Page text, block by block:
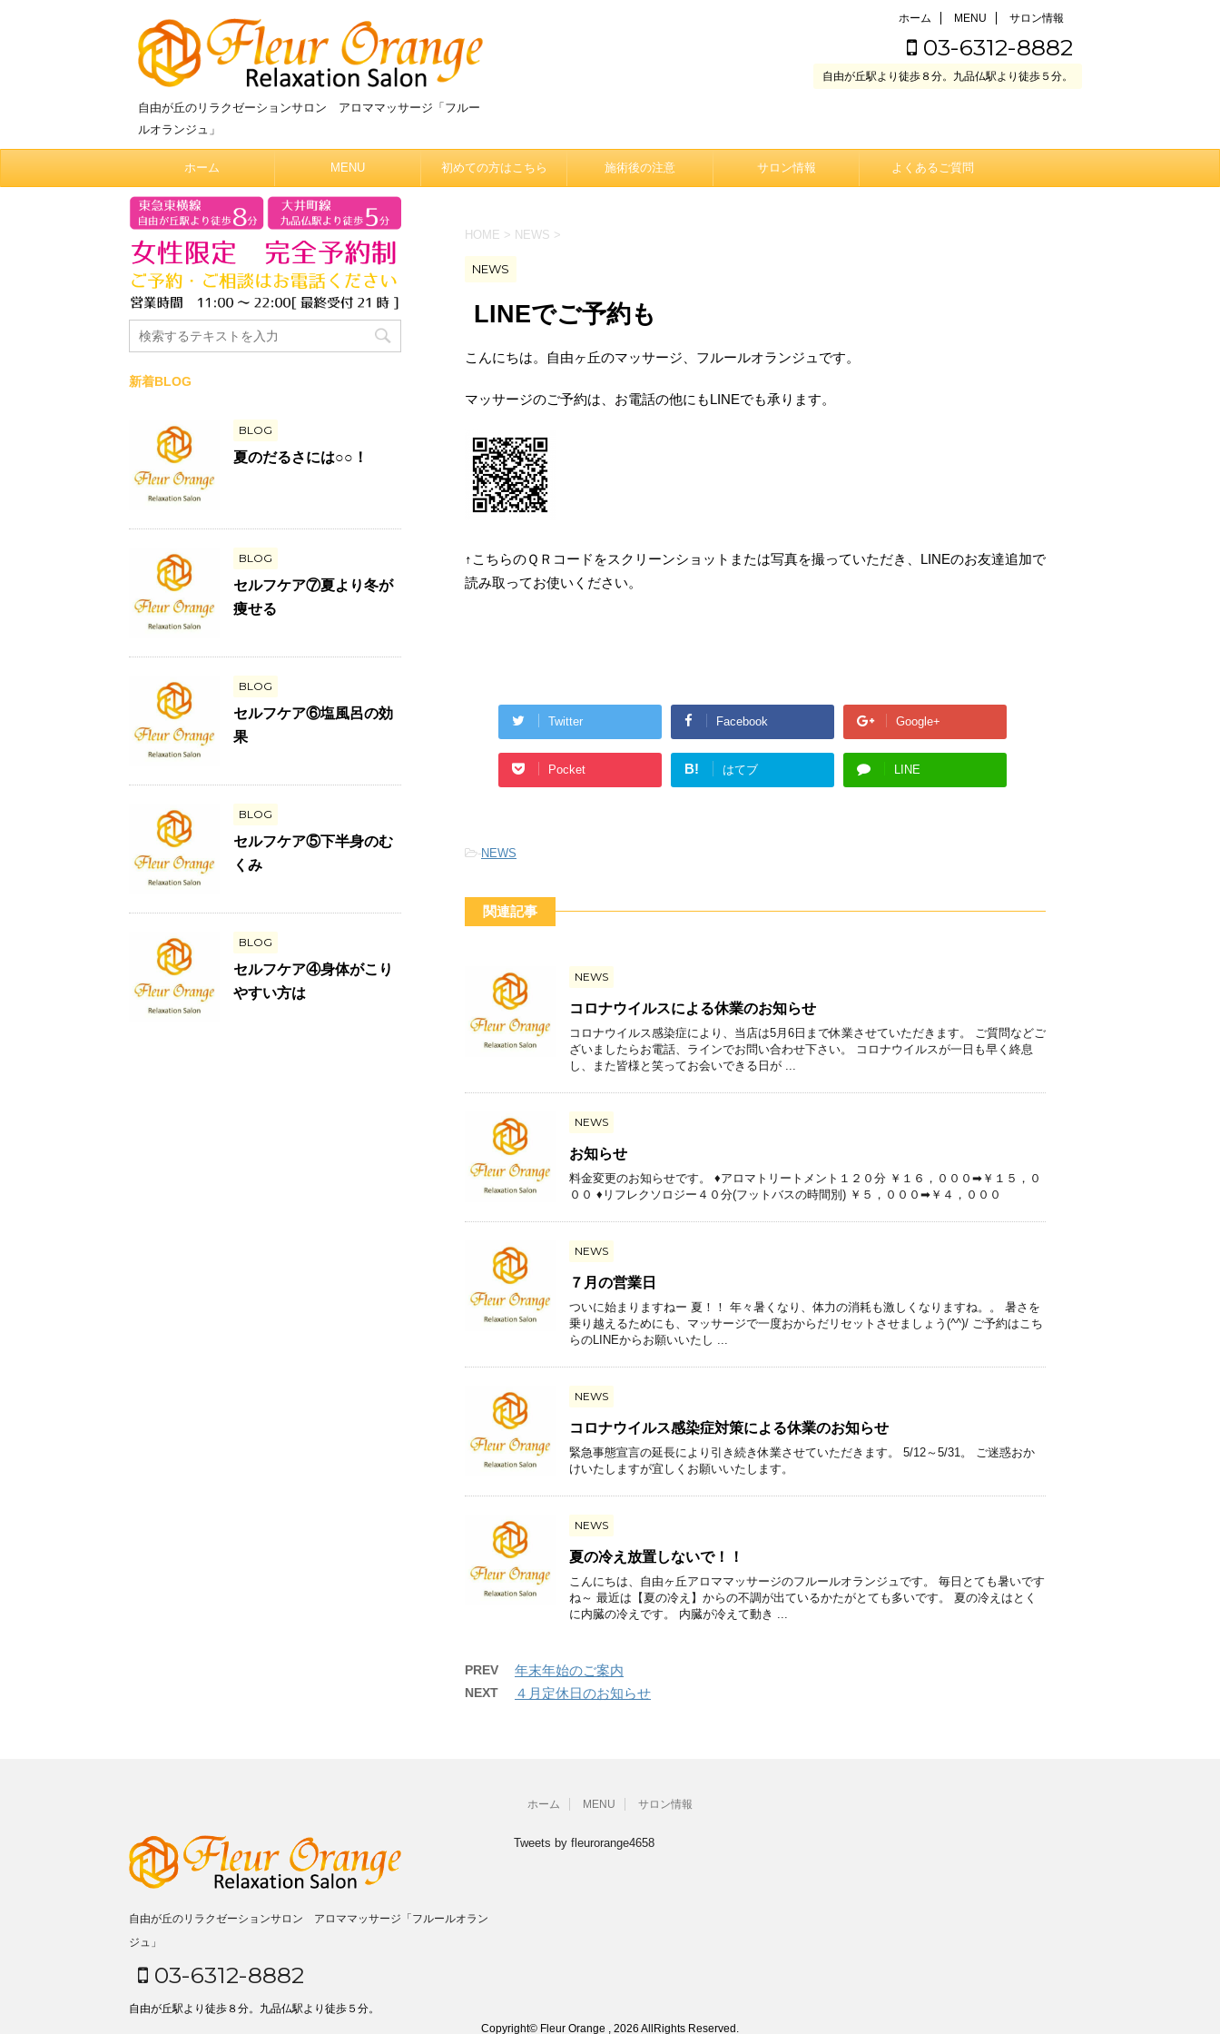
自由が丘のリラクゼーションサロン アロママッサージ「フルー
ルオランジュ」
ホーム MENU サロン情報
03-6312-8882
自由が丘駅より徒歩８分。九品仏駅より徒歩５分。
ホーム MENU 初めての方はこちら 施術後の注意 サロン情報 よくあるご質問
HOME > NEWS >
NEWS
LINEでご予約も
こんにちは。自由ヶ丘のマッサージ、フルールオランジュです。
マッサージのご予約は、お電話の他にもLINEでも承ります。
↑こちらのＱＲコードをスクリーンショットまたは写真を撮っていただき、LINEのお友達追加で
読み取ってお使いください。
Twitter Facebook Google+
Pocket B! はてブ LINE
-NEWS
関連記事
NEWS
コロナウイルスによる休業のお知らせ
コロナウイルス感染症により、当店は5月6日まで休業させていただきます。 ご質問などご
ざいましたらお電話、ラインでお問い合わせ下さい。 コロナウイルスが一日も早く終息
し、また皆様と笑ってお会いできる日が ...
NEWS
お知らせ
料金変更のお知らせです。 ♦アロマトリートメント１２０分 ￥１６，０００➡￥１５，０
００ ♦リフレクソロジー４０分(フットバスの時間別) ￥５，０００➡￥４，０００
NEWS
７月の営業日
ついに始まりますねー 夏！！ 年々暑くなり、体力の消耗も激しくなりますね。。 暑さを
乗り越えるためにも、マッサージで一度おからだリセットさせましょう(^^)/ ご予約はこち
らのLINEからお願いいたし ...
NEWS
コロナウイルス感染症対策による休業のお知らせ
緊急事態宣言の延長により引き続き休業させていただきます。 5/12～5/31。 ご迷惑おか
けいたしますが宜しくお願いいたします。
NEWS
夏の冷え放置しないで！！
こんにちは、自由ヶ丘アロママッサージのフルールオランジュです。 毎日とても暑いです
ね～ 最近は【夏の冷え】からの不調が出ているかたがとても多いです。 夏の冷えはとく
に内臓の冷えです。 内臓が冷えて動き ...
PREV 年末年始のご案内
NEXT ４月定休日のお知らせ
新着BLOG
BLOG
夏のだるさには○○！
BLOG
セルフケア⑦夏より冬が
痩せる
BLOG
セルフケア⑥塩風呂の効
果
BLOG
セルフケア⑤下半身のむ
くみ
BLOG
セルフケア④身体がこり
やすい方は
ホーム MENU サロン情報
Tweets by fleurorange4658
自由が丘のリラクゼーションサロン アロママッサージ「フルールオラン
ジュ」
03-6312-8882
自由が丘駅より徒歩８分。九品仏駅より徒歩５分。
Copyright© Fleur Orange , 2026 AllRights Reserved.